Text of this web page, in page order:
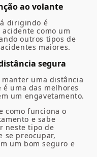
ao volante
dirigindo é
como um
outros tipos de
maiores.
segura
uma distância
uma das melhores
um engavetamento.
como funciona o
e sabe
neste tipo de
se preocupar,
um bom seguro e